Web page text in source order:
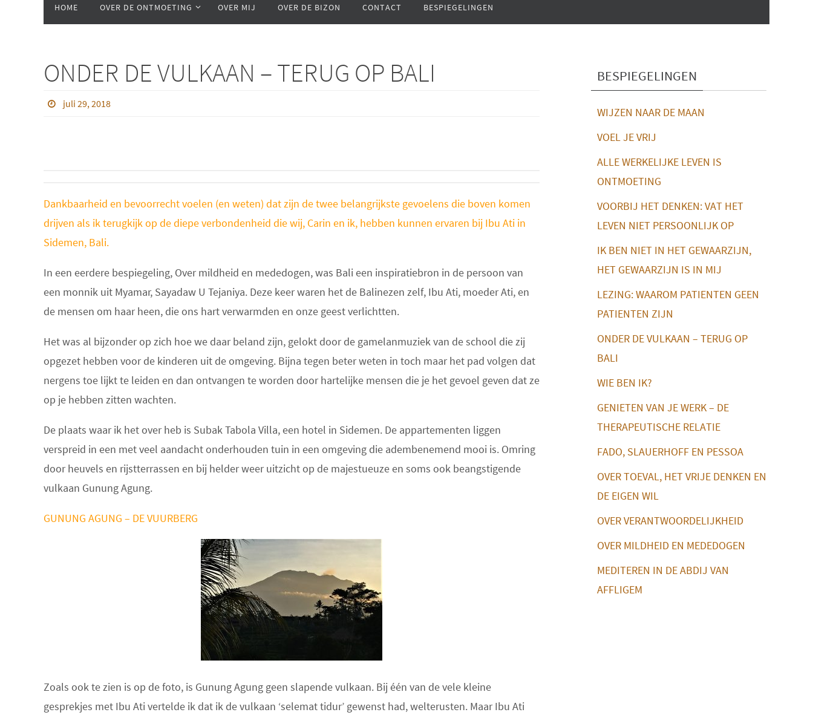
naar
de
HOME OVER DE ONTMOETING OVER MIJ OVER DE BIZON CONTACT BESPIEGELINGEN
ONDER DE VULKAAN – TERUG OP BALI
juli 29, 2018
Dankbaarheid en bevoorrecht voelen (en weten) dat zijn de twee belangrijkste gevoelens die boven komen
drijven als ik terugkijk op de diepe verbondenheid die wij, Carin en ik, hebben kunnen ervaren bij Ibu Ati in
Sidemen, Bali.
In een eerdere bespiegeling, Over mildheid en mededogen, was Bali een inspiratiebron in de persoon van
een monnik uit Myamar, Sayadaw U Tejaniya. Deze keer waren het de Balinezen zelf, Ibu Ati, moeder Ati, en
de mensen om haar heen, die ons hart verwarmden en onze geest verlichtten.
Het was al bijzonder op zich hoe we daar beland zijn, gelokt door de gamelanmuziek van de school die zij
opgezet hebben voor de kinderen uit de omgeving. Bijna tegen beter weten in toch maar het pad volgen dat
nergens toe lijkt te leiden en dan ontvangen te worden door hartelijke mensen die je het gevoel geven dat ze
op je hebben zitten wachten.
De plaats waar ik het over heb is Subak Tabola Villa, een hotel in Sidemen. De appartementen liggen
verspreid in een met veel aandacht onderhouden tuin in een omgeving die adembenemend mooi is. Omring
door heuvels en rijstterrassen en bij helder weer uitzicht op de majestueuze en soms ook beangstigende
vulkaan Gunung Agung.
GUNUNG AGUNG – DE VUURBERG
Zoals ook te zien is op de foto, is Gunung Agung geen slapende vulkaan. Bij één van de vele kleine
gesprekjes met Ibu Ati vertelde ik dat ik de vulkaan ‘selemat tidur’ gewenst had, welterusten. Maar Ibu Ati
BESPIEGELINGEN
WIJZEN NAAR DE MAAN
VOEL JE VRIJ
ALLE WERKELIJKE LEVEN IS
ONTMOETING
VOORBIJ HET DENKEN: VAT HET
LEVEN NIET PERSOONLIJK OP
IK BEN NIET IN HET GEWAARZIJN,
HET GEWAARZIJN IS IN MIJ
LEZING: WAAROM PATIENTEN GEEN
PATIENTEN ZIJN
ONDER DE VULKAAN – TERUG OP
BALI
WIE BEN IK?
GENIETEN VAN JE WERK – DE
THERAPEUTISCHE RELATIE
FADO, SLAUERHOFF EN PESSOA
OVER TOEVAL, HET VRIJE DENKEN EN
DE EIGEN WIL
OVER VERANTWOORDELIJKHEID
OVER MILDHEID EN MEDEDOGEN
MEDITEREN IN DE ABDIJ VAN
AFFLIGEM